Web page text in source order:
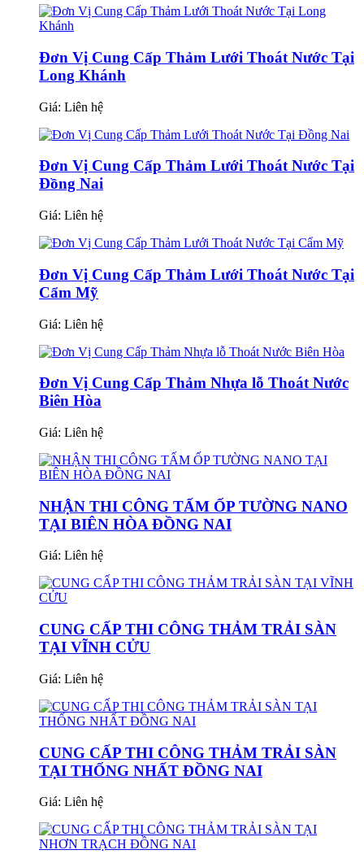
Đơn Vị Cung Cấp Thảm Lưới Thoát Nước Tại
Long Khánh
Giá: Liên hệ
Đơn Vị Cung Cấp Thảm Lưới Thoát Nước Tại
Đồng Nai
Giá: Liên hệ
Đơn Vị Cung Cấp Thảm Lưới Thoát Nước Tại
Cẩm Mỹ
Giá: Liên hệ
Đơn Vị Cung Cấp Thảm Nhựa lỗ Thoát Nước
Biên Hòa
Giá: Liên hệ
NHẬN THI CÔNG TẤM ỐP TƯỜNG NANO
TẠI BIÊN HÒA ĐỒNG NAI
Giá: Liên hệ
CUNG CẤP THI CÔNG THẢM TRẢI SÀN
TẠI VĨNH CỬU
Giá: Liên hệ
CUNG CẤP THI CÔNG THẢM TRẢI SÀN
TẠI THỐNG NHẤT ĐỒNG NAI
Giá: Liên hệ